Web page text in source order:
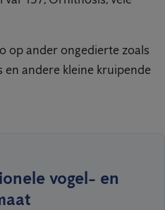
op ander ongedierte zoals
en andere kleine kruipende
vogel- en